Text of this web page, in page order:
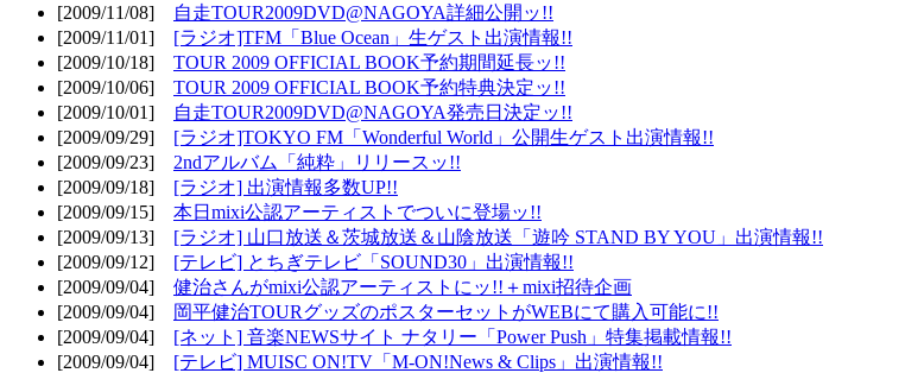
[2009/11/08]
自走TOUR2009DVD@NAGOYA詳細公開ッ!!
[2009/11/01] [ラジオ]TFM「Blue Ocean」生ゲスト出演情報!!
[2009/10/18] TOUR 2009 OFFICIAL BOOK予約期間延長ッ!!
[2009/10/06] TOUR 2009 OFFICIAL BOOK予約特典決定ッ!!
[2009/10/01]
自走TOUR2009DVD@NAGOYA発売日決定ッ!!
[2009/09/29] [ラジオ]TOKYO FM「Wonderful World」公開生ゲスト出演情報!!
[2009/09/23] 2ndアルバム「純粋」リリースッ!!
[2009/09/18] [ラジオ] 出演情報多数UP!!
[2009/09/15] 本日mixi公認アーティストでついに登場ッ!!
[2009/09/13] [ラジオ] 山口放送＆茨城放送＆山陰放送「遊吟 STAND BY YOU」出演情報!!
[2009/09/12] [テレビ] とちぎテレビ「SOUND30」出演情報!!
[2009/09/04] 健治さんがmixi公認アーティストにッ!!＋mixi招待企画
[2009/09/04]
岡平健治TOURグッズのポスターセットがWEBにて購入可能に!!
[2009/09/04] [ネット] 音楽NEWSサイト ナタリー「Power Push」特集掲載情報!!
[2009/09/04] [テレビ] MUISC ON!TV「M-ON!News & Clips」出演情報!!